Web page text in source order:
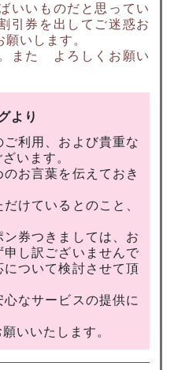
いいものだと思ってい
引券を出してご迷惑お
いします。
また よろしくお願い
より
利用、および貴重な
います。
お言葉を伝えておき
けているとのこと、
券つきましては、お
し訳ございませんで
ついて検討させて頂
なサービスの提供に
いいたします。